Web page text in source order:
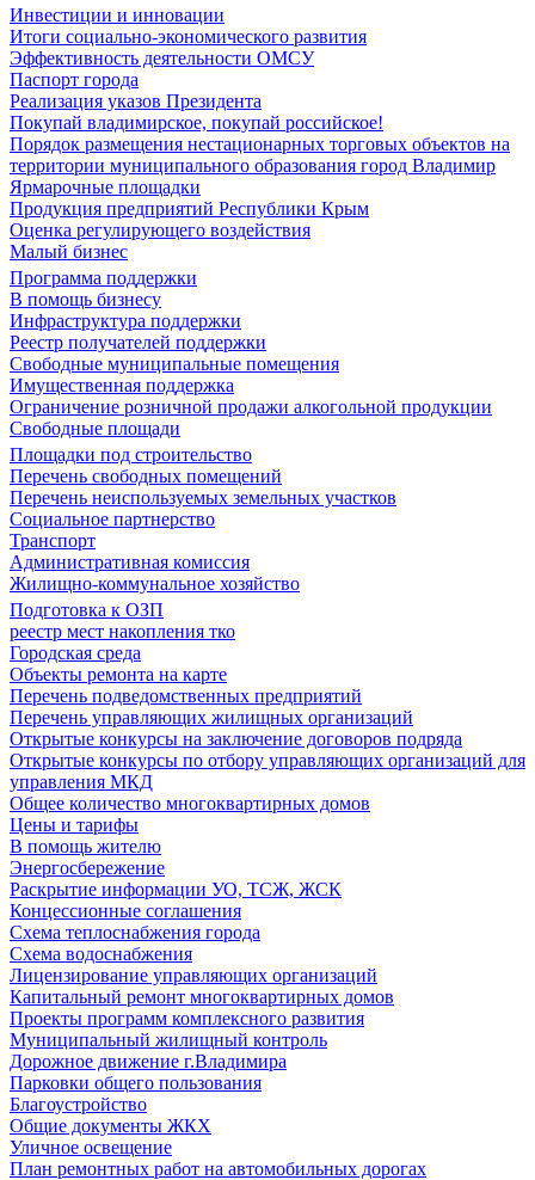
Инвестиции и инновации
Итоги социально-экономического развития
Эффективность деятельности ОМСУ
Паспорт города
Реализация указов Президента
Покупай владимирское, покупай российское!
Порядок размещения нестационарных торговых объектов на
территории муниципального образования город Владимир
Ярмарочные площадки
Продукция предприятий Республики Крым
Оценка регулирующего воздействия
Малый бизнес
Программа поддержки
В помощь бизнесу
Инфраструктура поддержки
Реестр получателей поддержки
Свободные муниципальные помещения
Имущественная поддержка
Ограничение розничной продажи алкогольной продукции
Свободные площади
Площадки под строительство
Перечень свободных помещений
Перечень неиспользуемых земельных участков
Социальное партнерство
Транспорт
Административная комиссия
Жилищно-коммунальное хозяйство
Подготовка к ОЗП
реестр мест накопления тко
Городская среда
Объекты ремонта на карте
Перечень подведомственных предприятий
Перечень управляющих жилищных организаций
Открытые конкурсы на заключение договоров подряда
Открытые конкурсы по отбору управляющих организаций для
управления МКД
Общее количество многоквартирных домов
Цены и тарифы
В помощь жителю
Энергосбережение
Раскрытие информации УО, ТСЖ, ЖСК
Концессионные соглашения
Схема теплоснабжения города
Схема водоснабжения
Лицензирование управляющих организаций
Капитальный ремонт многоквартирных домов
Проекты программ комплексного развития
Муниципальный жилищный контроль
Дорожное движение г.Владимира
Парковки общего пользования
Благоустройство
Общие документы ЖКХ
Уличное освещение
План ремонтных работ на автомобильных дорогах